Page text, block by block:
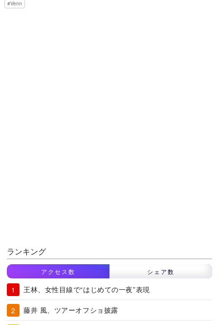
Venn
ランキング
アクセス数 シェア数
王林、女性目線で“はじめての一夜”表現
藤井 風、ツアーオフショ披露